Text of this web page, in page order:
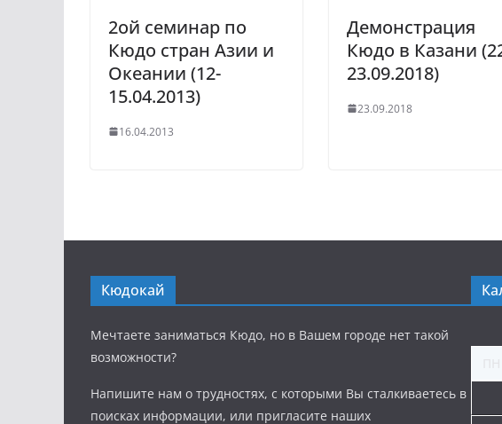
2ой семинар по
Кюдо стран Азии и
Океании (12-
15.04.2013)
16.04.2013
Демонстрация
Кюдо в Казани
23.09.2018)
23.09.2018
Кюдокай
Мечтаете заниматься Кюдо, но в Вашем городе нет такой
возможности?
Напишите нам о трудностях, с которыми Вы сталкиваетесь в
поисках информации, или пригласите наших